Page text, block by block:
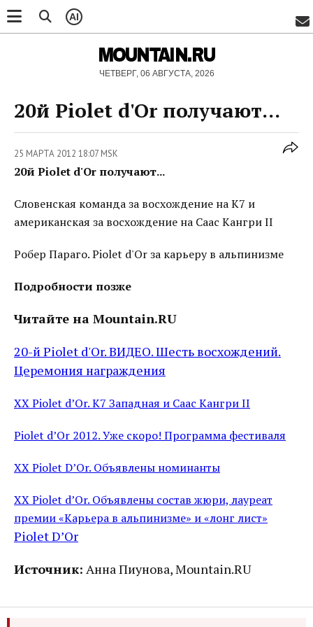
AI
MOUNTAIN.RU
ЧЕТВЕРГ, 06 АВГУСТА, 2026
20й Piolet d'Or получают...
25 МАРТА 2012 18:07 MSK
20й Piolet d'Or получают...
Словенская команда за восхождение на К7 и
американская за восхождение на Саас Кангри II
Робер Параго. Piolet d'Or за карьеру в альпинизме
Подробности позже
Читайте на Mountain.RU
20-й Piolet d'Or. ВИДЕО. Шесть восхождений.
Церемония награждения
XX Piolet d’Or. К7 Западная и Саас Кангри II
Piolet d’Or 2012. Уже скоро! Программа фестиваля
XX Piolet D’Or. Объявлены номинанты
XX Piolet d’Or. Объявлены состав жюри, лауреат
премии «Карьера в альпинизме» и «лонг лист»
Piolet D’Or
Источник: Анна Пиунова, Mountain.RU